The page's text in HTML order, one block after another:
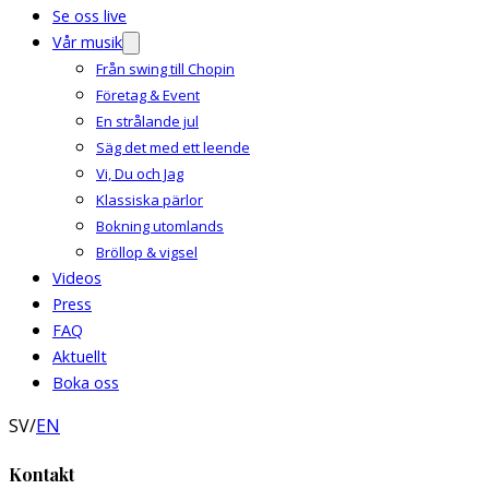
Se oss live
Vår musik
Från swing till Chopin
Företag & Event
En strålande jul
Säg det med ett leende
Vi, Du och Jag
Klassiska pärlor
Bokning utomlands
Bröllop & vigsel
Videos
Press
FAQ
Aktuellt
Boka oss
SV/EN
Kontakt